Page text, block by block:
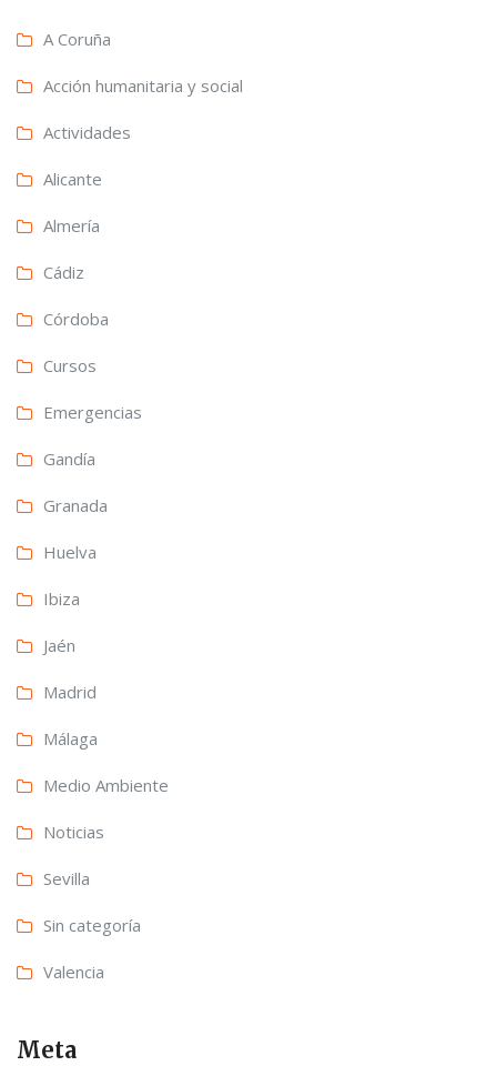
A Coruña
Acción humanitaria y social
Actividades
Alicante
Almería
Cádiz
Córdoba
Cursos
Emergencias
Gandía
Granada
Huelva
Ibiza
Jaén
Madrid
Málaga
Medio Ambiente
Noticias
Sevilla
Sin categoría
Valencia
Meta